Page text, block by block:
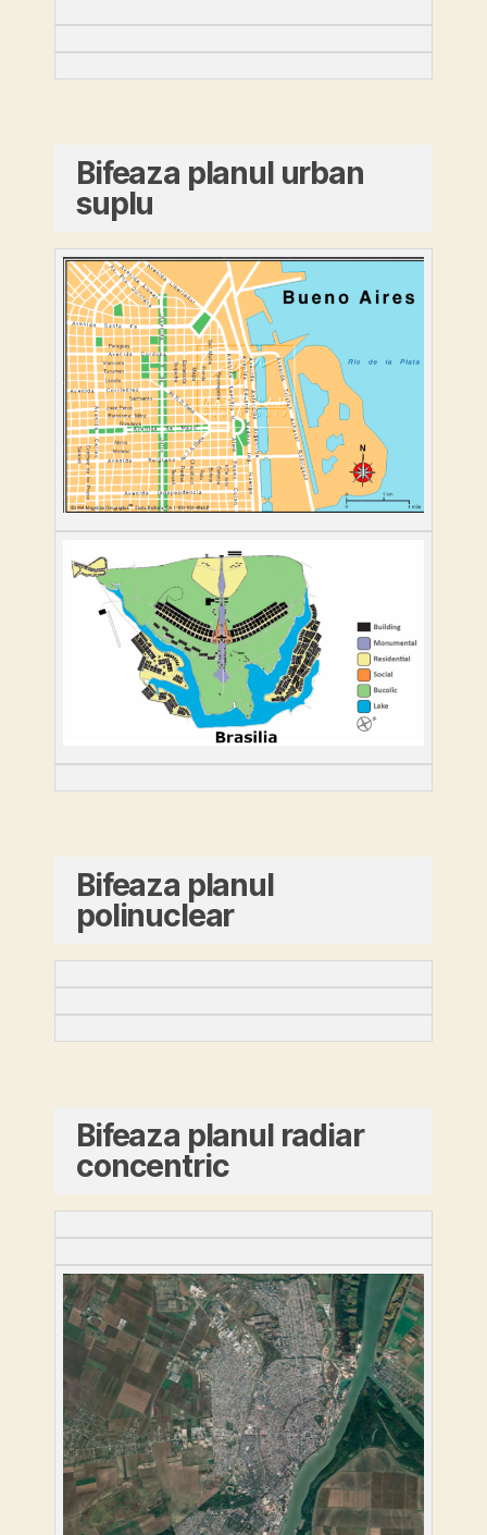
Bifeaza planul urban
suplu
Bifeaza planul
polinuclear
Bifeaza planul radiar
concentric